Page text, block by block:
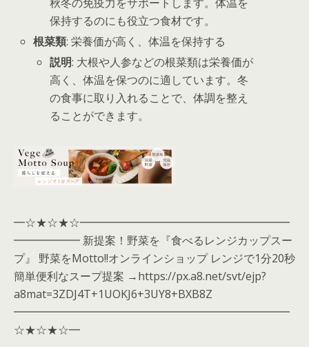
保持するのにも役立つ食材です。
根菜類: 栄養価が高く、体温を保持する
説明: 大根や人参などの根菜類は栄養価が
高く、体温を保つのに適しています。冬
の食事に取り入れることで、体調を整え
ることができます。
━☆★☆★☆━━━━━━━━━━━━━━━━━━━
━━━━━━ 新提案！野菜を『食べるレンジカップスー
プ』 野菜をMotto!!オンラインショップ レンジで1分20秒
簡単便利なスープ提案 →https://px.a8.net/svt/ejp?
a8mat=3ZDJ4T+1UOKJ6+3UY8+BXB8Z
━━━━━━━━━━━━━━━━━━━━━━━━━
☆★☆★☆━